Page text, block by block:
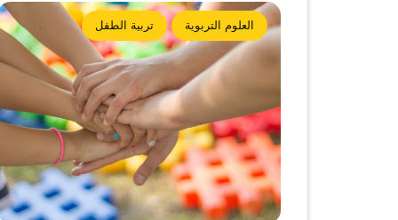
العلوم التربوية تربية الطفل